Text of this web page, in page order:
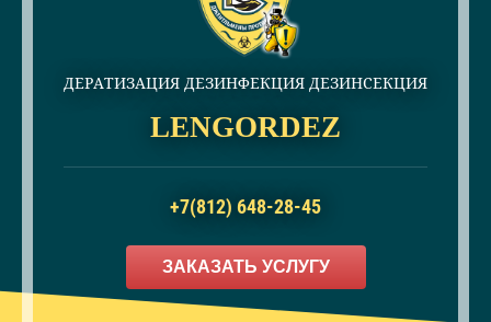
ДЕРАТИЗАЦИЯ ДЕЗИНФЕКЦИЯ ДЕЗИНСЕКЦИЯ
LENGORDEZ
+7(812) 648-28-45
ЗАКАЗАТЬ УСЛУГУ